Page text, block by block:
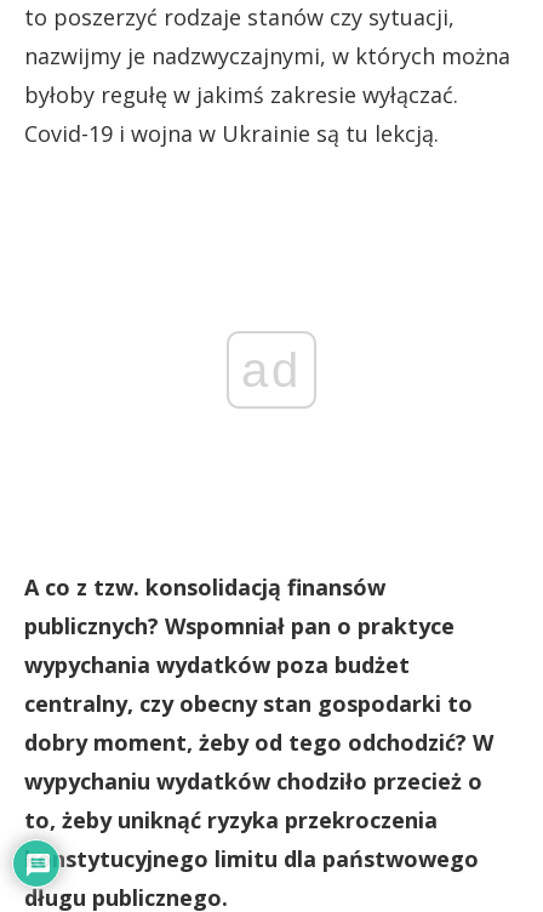
to poszerzyć rodzaje stanów czy sytuacji,
nazwijmy je nadzwyczajnymi, w których można
byłoby regułę w jakimś zakresie wyłączać.
Covid-19 i wojna w Ukrainie są tu lekcją.
ad
A co z tzw. konsolidacją finansów
publicznych? Wspomniał pan o praktyce
wypychania wydatków poza budżet
centralny, czy obecny stan gospodarki to
dobry moment, żeby od tego odchodzić? W
wypychaniu wydatków chodziło przecież o
to, żeby uniknąć ryzyka przekroczenia
konstytucyjnego limitu dla państwowego
długu publicznego.